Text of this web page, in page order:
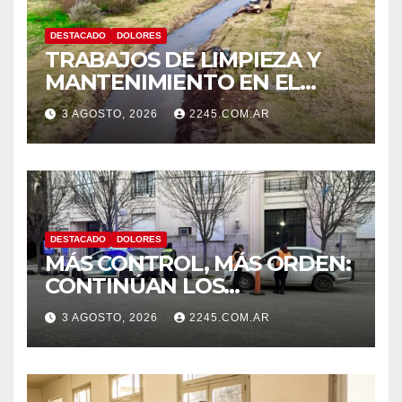
DESTACADO DOLORES
TRABAJOS DE LIMPIEZA Y
MANTENIMIENTO EN EL
CANAL LA PICASA
3 AGOSTO, 2026 2245.COM.AR
DESTACADO DOLORES
MÁS CONTROL, MÁS ORDEN:
CONTINÚAN LOS
OPERATIVOS PREVENTIVOS
DE TRÁNSITO EN DOLORES
3 AGOSTO, 2026 2245.COM.AR